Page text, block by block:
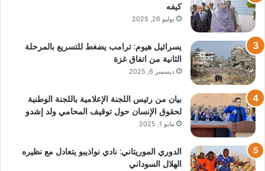
كيفه
يوليو 26, 2025
يسرائيل هيوم: ترامب يضغط للتسريع بالمرحلة
الثانية من اتفاق غزة
ديسمبر 6, 2025
بيان من رئيس اللجنة الإعلامية باللجنة الوطنية
لحقوق الإنسان حول توقيف المحامي ولد إشدو
مايو 1, 2025
الدوري الموريتاني: نادي نواذيبو يتعادل مع نظيره
الهلال السوداني